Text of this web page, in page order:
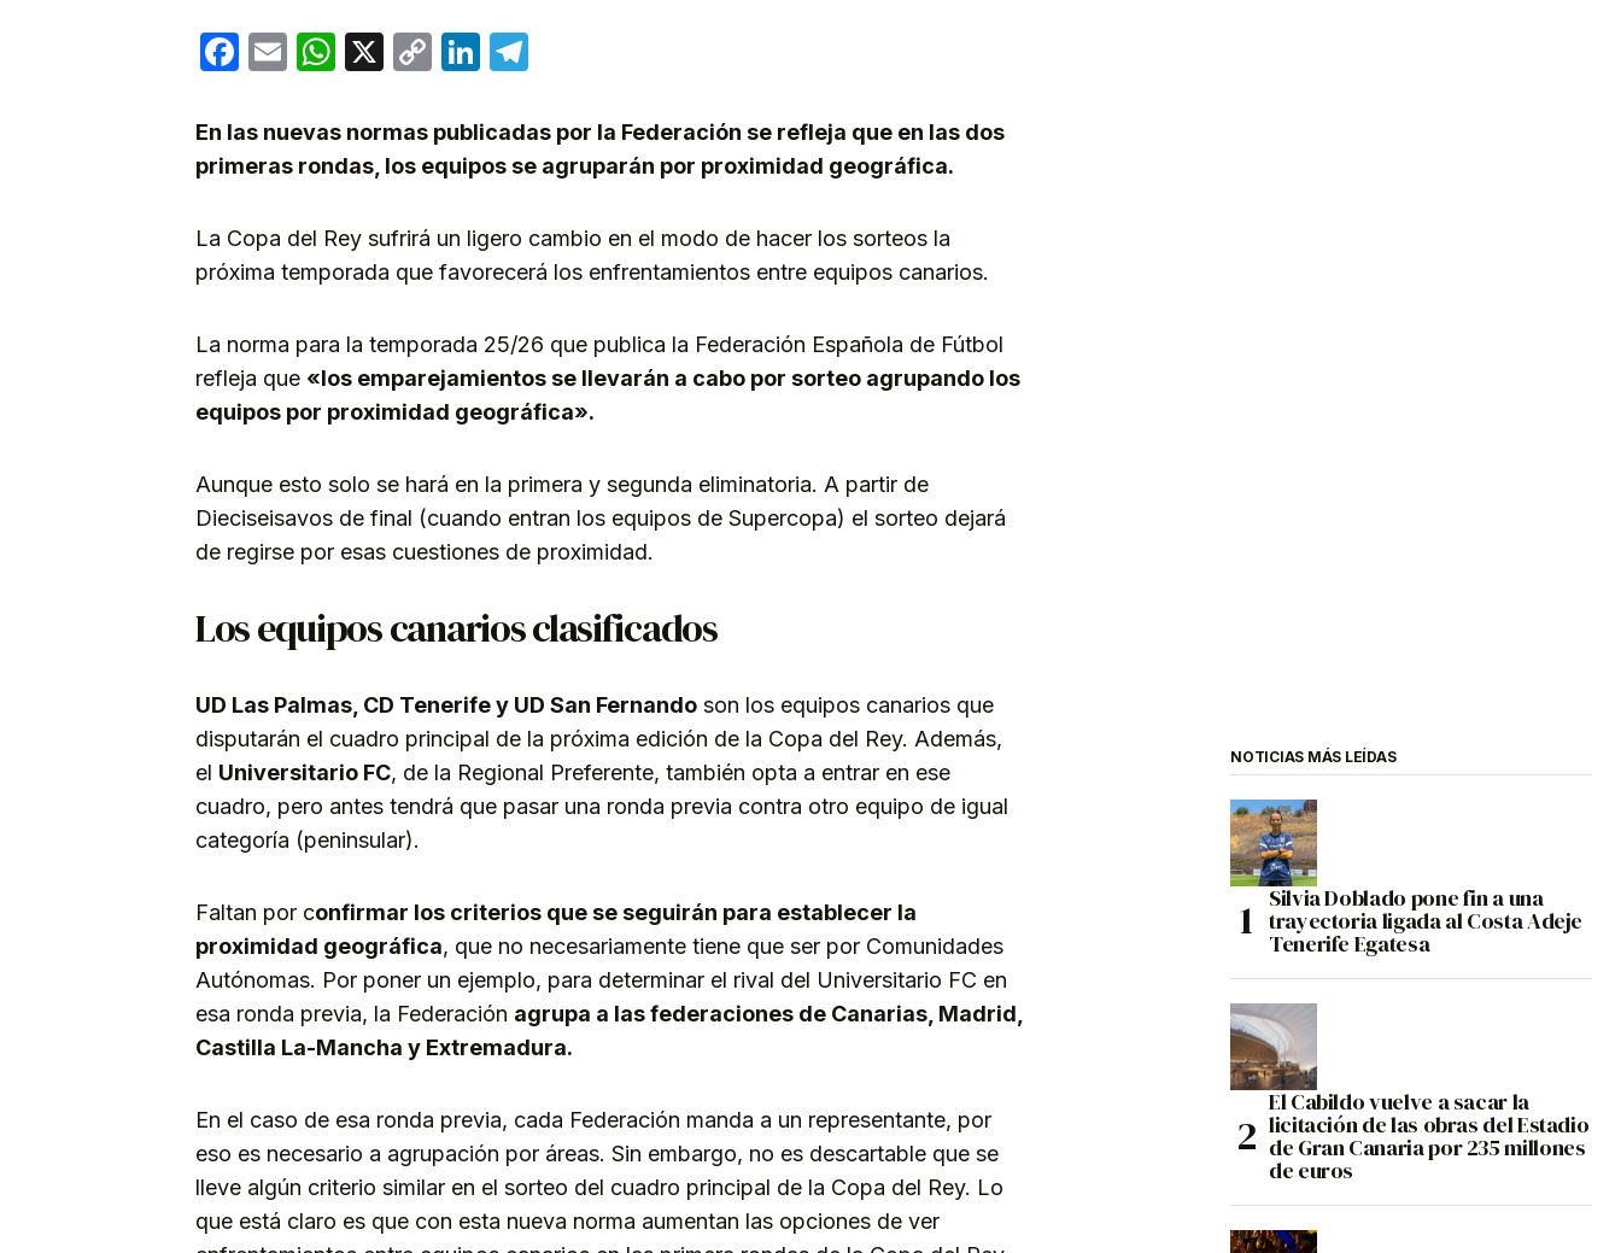
Facebook
EmailWhatsApp
X
CopyLinkedIn
En las nuevas normas publicadas por la Federación se refleja que en las dos
primeras rondas, los equipos se agruparán por proximidad geográfica.
La Copa del Rey sufrirá un ligero cambio en el modo de hacer los sorteos la
próxima temporada que favorecerá los enfrentamientos entre equipos canarios.
La norma para la temporada 25/26 que publica la Federación Española de Fútbol
refleja que «los emparejamientos se llevarán a cabo por sorteo agrupando los
equipos por proximidad geográfica».
Aunque esto solo se hará en la primera y segunda eliminatoria. A partir de
Dieciseisavos de final (cuando entran los equipos de Supercopa) el sorteo dejará
de regirse por esas cuestiones de proximidad.
Los equipos canarios clasificados
UD Las Palmas, CD Tenerife y UD San Fernando son los equipos canarios que
disputarán el cuadro principal de la próxima edición de la Copa del Rey. Además,
el Universitario FC, de la Regional Preferente, también opta a entrar en ese
cuadro, pero antes tendrá que pasar una ronda previa contra otro equipo de igual
categoría (peninsular).
Faltan por confirmar los criterios que se seguirán para establecer la
proximidad geográfica, que no necesariamente tiene que ser por Comunidades
Autónomas. Por poner un ejemplo, para determinar el rival del Universitario FC en
esa ronda previa, la Federación agrupa a las federaciones de Canarias, Madrid,
Castilla La-Mancha y Extremadura.
En el caso de esa ronda previa, cada Federación manda a un representante, por
eso es necesario a agrupación por áreas. Sin embargo, no es descartable que se
lleve algún criterio similar en el sorteo del cuadro principal de la Copa del Rey. Lo
que está claro es que con esta nueva norma aumentan las opciones de ver
NOTICIAS MÁS LEÍDAS
Silvia Doblado pone fin a una
trayectoria ligada al Costa Adeje
Tenerife Egatesa
El Cabildo vuelve a sacar la
licitación de las obras del Estadio
de Gran Canaria por 235 millones
de euros